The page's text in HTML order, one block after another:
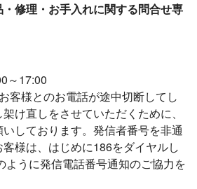
・修理・お手入れに関する問合せ専
～17:00
客様とのお電話が途中切断してし
け直しをさせていただくために、
しております。発信者番号を非通
様は、はじめに186をダイヤルし
ように発信電話番号通知のご協力を